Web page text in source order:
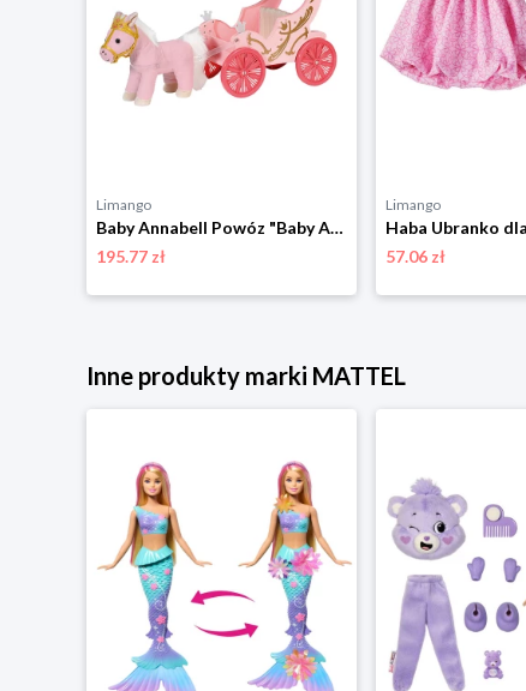
Limango
Baby Annabell Powóz "Baby Annabell - Little Sweet" dla lalek - 3+ rozmiar: onesize
195.77 zł
Limango
57.06 zł
Inne produkty marki MATTEL